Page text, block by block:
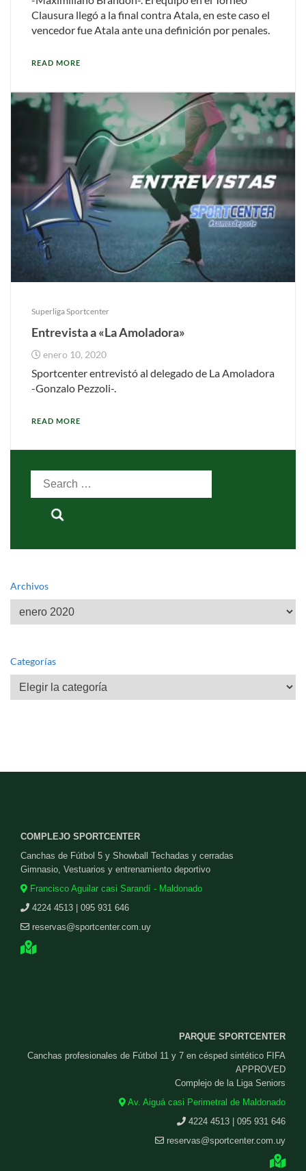
Clausura llegó a la final contra Atala, en este caso el
vencedor fue Atala ante una definición por penales.
READ MORE
Superliga Sportcenter
Entrevista a «La Amoladora»
enero 10, 2020
Sportcenter entrevistó al delegado de La Amoladora
-Gonzalo Pezzoli-.
READ MORE
Search
Archivos
Archivos
Categorías
Categorías
COMPLEJO SPORTCENTER
Canchas de Fútbol 5 y Showball Techadas y cerradas
Gimnasio, Vestuarios y entrenamiento deportivo
Francisco Aguilar casi Sarandí - Maldonado
4224 4513 | 095 931 646
reservas@sportcenter.com.uy
PARQUE SPORTCENTER
Canchas profesionales de Fútbol 11 y 7 en césped sintético FIFA
APPROVED
Complejo de la Liga Seniors
Av. Aiguá casi Perimetral de Maldonado
4224 4513 | 095 931 646
reservas@sportcenter.com.uy